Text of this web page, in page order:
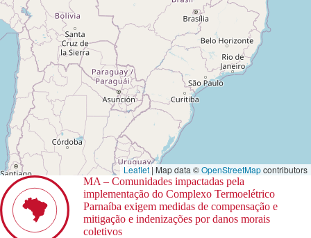
Leaflet | Map data ©OpenStreetMapcontributors
MA – Comunidades impactadas pela
implementação do Complexo Termoelétrico
Parnaíba exigem medidas de compensação e
mitigação e indenizações por danos morais
coletivos